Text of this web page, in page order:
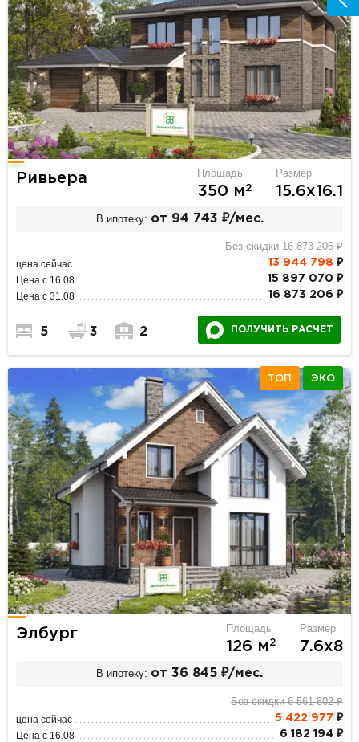
Ривьера Площадь
350 м2
Размер
15.6х16.1
В ипотеку: от 94 743 ₽/мес.
Без скидки 16 873 206 ₽
цена сейчас 13 944 798 ₽
Цена с 16.08 15 897 070 ₽
Цена с 31.08 16 873 206 ₽
5 3 2 ПОЛУЧИТЬ РАСЧЕТ
ТОП ЭКО
Элбург Площадь
126 м2
Размер
7.6х8
В ипотеку: от 36 845 ₽/мес.
Без скидки 6 561 802 ₽
цена сейчас 5 422 977 ₽
Цена с 16.08 6 182 194 ₽